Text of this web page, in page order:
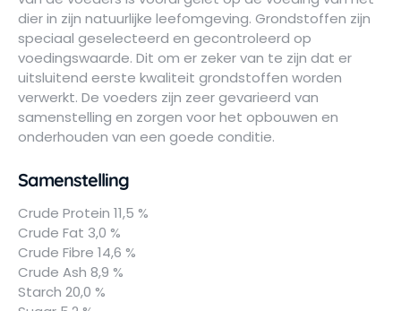
dier in zijn natuurlijke leefomgeving. Grondstoffen zijn
speciaal geselecteerd en gecontroleerd op
voedingswaarde. Dit om er zeker van te zijn dat er
uitsluitend eerste kwaliteit grondstoffen worden
verwerkt. De voeders zijn zeer gevarieerd van
samenstelling en zorgen voor het opbouwen en
onderhouden van een goede conditie.
Samenstelling
Crude Protein 11,5 %
Crude Fat 3,0 %
Crude Fibre 14,6 %
Crude Ash 8,9 %
Starch 20,0 %